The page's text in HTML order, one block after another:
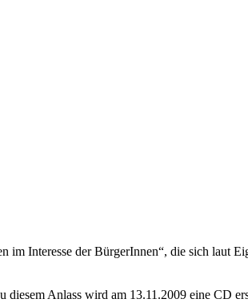
im Interesse der BürgerInnen“, die sich laut
Anlass wird am 13.11.2009 eine CD